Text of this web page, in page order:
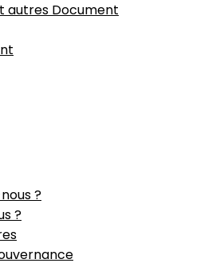
autres Document
?
?